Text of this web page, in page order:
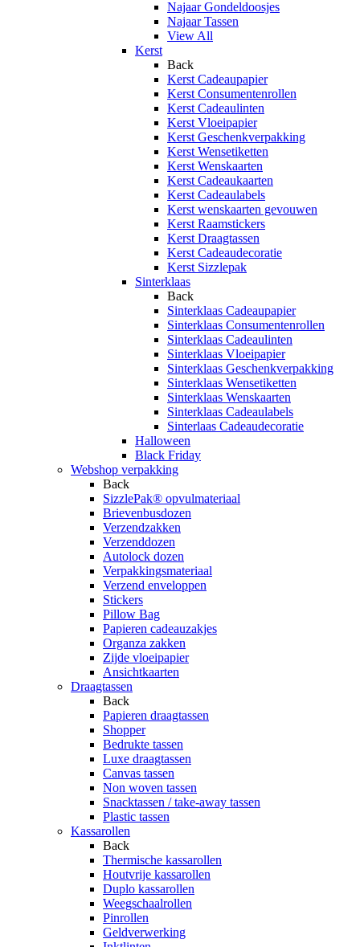
Najaar Gondeldoosjes
Najaar Tassen
View All
Kerst
Back
Kerst Cadeaupapier
Kerst Consumentenrollen
Kerst Cadeaulinten
Kerst Vloeipapier
Kerst Geschenkverpakking
Kerst Wensetiketten
Kerst Wenskaarten
Kerst Cadeaukaarten
Kerst Cadeaulabels
Kerst wenskaarten gevouwen
Kerst Raamstickers
Kerst Draagtassen
Kerst Cadeaudecoratie
Kerst Sizzlepak
Sinterklaas
Back
Sinterklaas Cadeaupapier
Sinterklaas Consumentenrollen
Sinterklaas Cadeaulinten
Sinterklaas Vloeipapier
Sinterklaas Geschenkverpakking
Sinterklaas Wensetiketten
Sinterklaas Wenskaarten
Sinterklaas Cadeaulabels
Sinterlaas Cadeaudecoratie
Halloween
Black Friday
Webshop verpakking
Back
SizzlePak® opvulmateriaal
Brievenbusdozen
Verzendzakken
Verzenddozen
Autolock dozen
Verpakkingsmateriaal
Verzend enveloppen
Stickers
Pillow Bag
Papieren cadeauzakjes
Organza zakken
Zijde vloeipapier
Ansichtkaarten
Draagtassen
Back
Papieren draagtassen
Shopper
Bedrukte tassen
Luxe draagtassen
Canvas tassen
Non woven tassen
Snacktassen / take-away tassen
Plastic tassen
Kassarollen
Back
Thermische kassarollen
Houtvrije kassarollen
Duplo kassarollen
Weegschaalrollen
Pinrollen
Geldverwerking